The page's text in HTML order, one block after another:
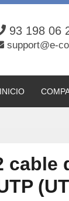
93 198 06
support@e-
INICIO
cable